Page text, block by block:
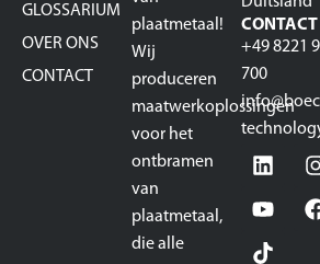
GLOSSARIUM
OVER ONS
CONTACT
plaatmetaal!
Wij
produceren
maatwerkoplossingen
voor het
ontbramen
van
plaatmetaal,
die alle
CONTACT
+49 8221
700